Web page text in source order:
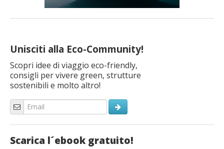
Unisciti alla Eco-Community!
Scopri idee di viaggio eco-friendly,
consigli per vivere green, strutture
sostenibili e molto altro!
Scarica l´ebook gratuito!